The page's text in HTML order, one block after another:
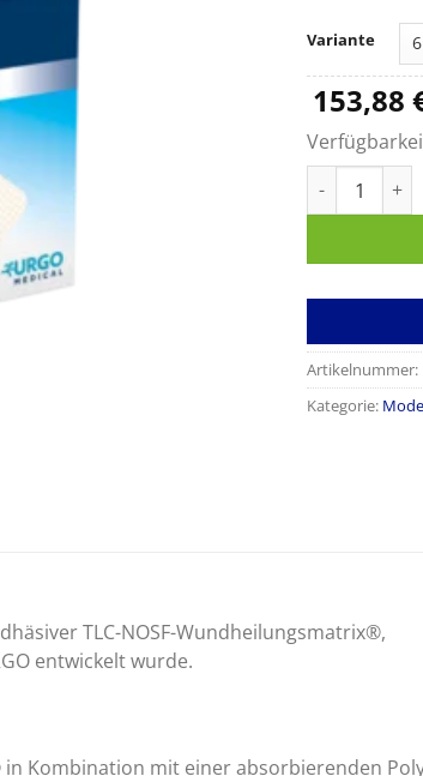
Variante
153,88
Artikelnummer:
Kategorie:
TLC-NOSF-Wundheilungsmatrix®,
entwickelt wurde.
Kombination mit einer absorbierenden